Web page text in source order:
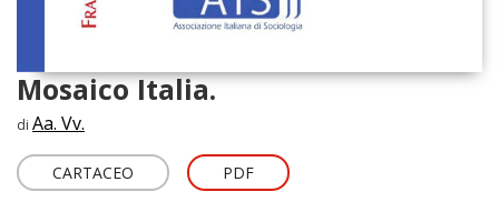
Mosaico Italia.
di Aa. Vv.
CARTACEO PDF